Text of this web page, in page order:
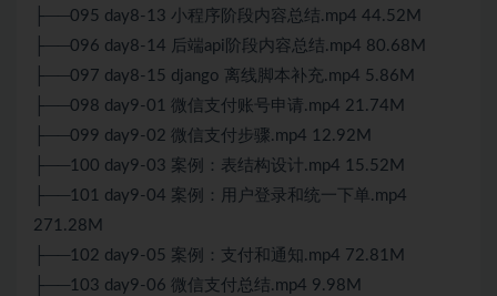
├──095 day8-13 小程序阶段内容总结.mp4 44.52M
├──096 day8-14 后端api阶段内容总结.mp4 80.68M
├──097 day8-15 django 离线脚本补充.mp4 5.86M
├──098 day9-01 微信支付账号申请.mp4 21.74M
├──099 day9-02 微信支付步骤.mp4 12.92M
├──100 day9-03 案例：表结构设计.mp4 15.52M
├──101 day9-04 案例：用户登录和统一下单.mp4
271.28M
├──102 day9-05 案例：支付和通知.mp4 72.81M
├──103 day9-06 微信支付总结.mp4 9.98M